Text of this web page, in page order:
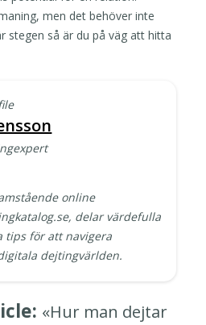
men det behöver inte
stegen så är du på väg att hitta
online
delar värdefulla
tips för att navigera
dejtingvärlden.
«Hur man dejtar